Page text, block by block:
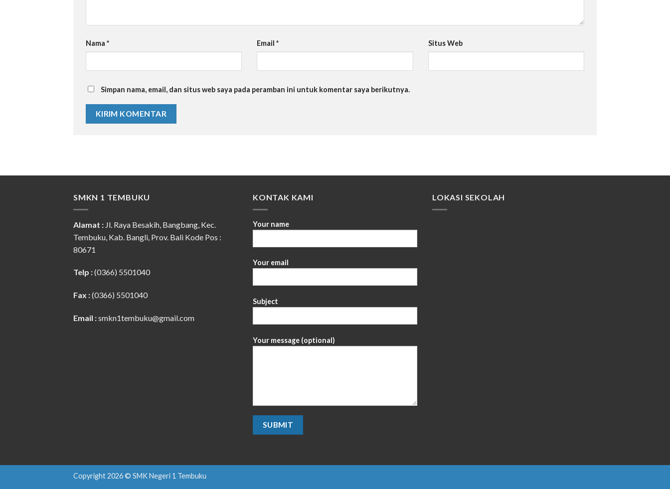
Nama * Email* Situs Web
Simpan nama, email, dan situs web saya pada peramban ini untuk komentar saya berikutnya.
SMKN 1 TEMBUKU
Alamat : Jl. Raya Besakih, Bangbang, Kec.
Tembuku, Kab. Bangli, Prov. Bali Kode Pos :
80671
Telp :(0366) 5501040
Fax :(0366) 5501040
Email :smkn1tembuku@gmail.com
KONTAK KAMI
Your name
Your email
Subject
Your message (optional)
LOKASI SEKOLAH
Copyright 2026 © SMK Negeri 1 Tembuku